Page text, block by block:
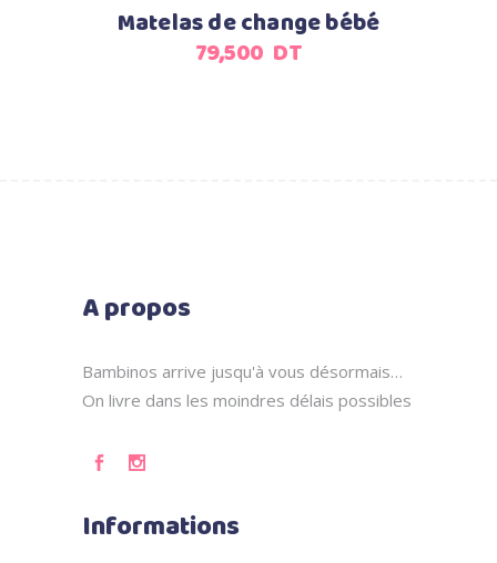
Matelas de change bébé
79,500 DT
A propos
Bambinos arrive jusqu'à vous désormais…
On livre dans les moindres délais possibles
Informations